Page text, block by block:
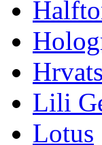
Lili
Lotus